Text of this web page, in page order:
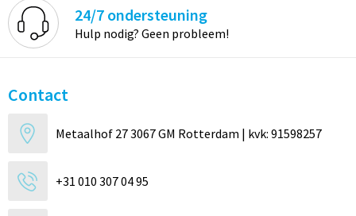
24/7 ondersteuning
Hulp nodig? Geen probleem!
Contact
Metaalhof 27 3067 GM Rotterdam | kvk: 91598257
+31 010 307 04 95